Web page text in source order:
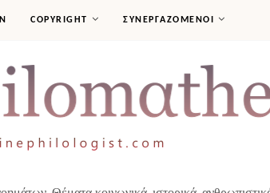
COPYRIGHT ΣΥΝΕΡΓΑΖΟΜΕΝΟΙ